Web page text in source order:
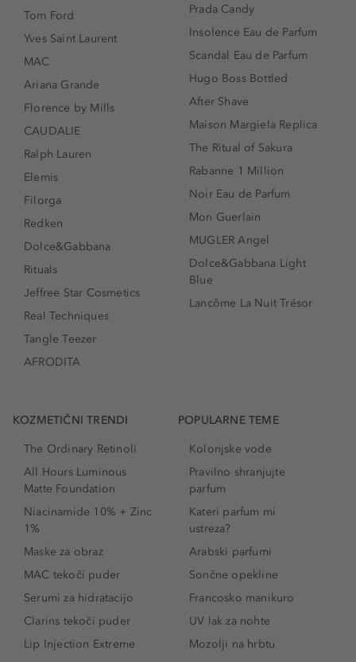
Tom Ford
Yves Saint Laurent
MAC
Ariana Grande
Florence by Mills
CAUDALIE
Ralph Lauren
Elemis
Filorga
Redken
Dolce&Gabbana
Rituals
Jeffree Star Cosmetics
Real Techniques
Tangle Teezer
AFRODITA
Prada Candy
Insolence Eau de Parfum
Scandal Eau de Parfum
Hugo Boss Bottled
After Shave
Maison Margiela Replica
The Ritual of Sakura
Rabanne 1 Million
Noir Eau de Parfum
Mon Guerlain
MUGLER Angel
Dolce&Gabbana Light
Blue
Lancôme La Nuit Trésor
KOZMETIČNI TRENDI
The Ordinary Retinoli
All Hours Luminous
Matte Foundation
Niacinamide 10% + Zinc
1%
Maske za obraz
MAC tekoči puder
Serumi za hidratacijo
Clarins tekoči puder
Lip Injection Extreme
POPULARNE TEME
Kolonjske vode
Pravilno shranjujte
parfum
Kateri parfum mi
ustreza?
Arabski parfumi
Sončne opekline
Francosko manikuro
UV lak za nohte
Mozolji na hrbtu